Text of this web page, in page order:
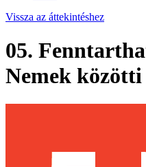
Vissza az áttekintéshez
05.
Nemek közötti